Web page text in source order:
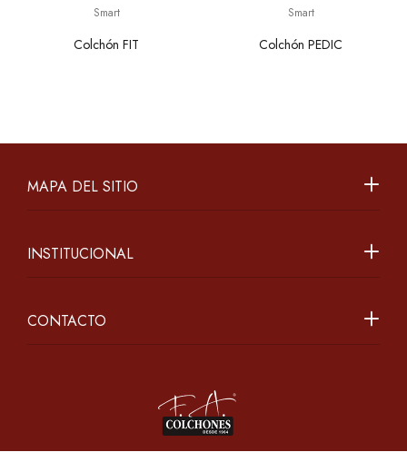
Smart
Colchón FIT
Smart
Colchón PEDIC
MAPA DEL SITIO
INSTITUCIONAL
CONTACTO